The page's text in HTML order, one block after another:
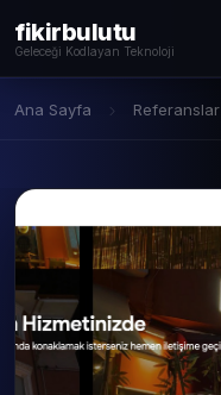
fikirbulutu
Geleceği Kodlayan Teknoloji
Ana Sayfa Referanslar